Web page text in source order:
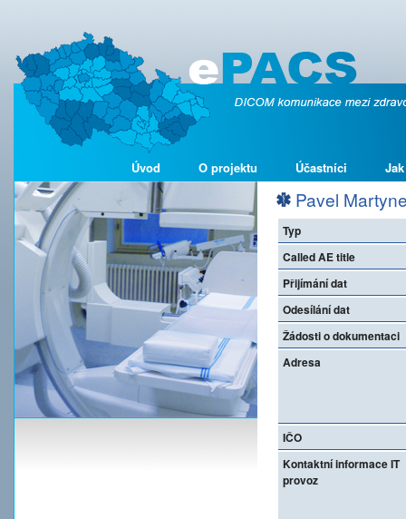
Úvod O projektu Účastníci
Pavel
Typ
Called AE title
Přijímání dat
Odesílání dat
Žádosti o dokumentaci
Adresa
IČO
Kontaktní informace IT
provoz